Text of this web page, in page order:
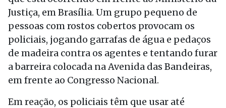
Justiça, em Brasília. Um grupo pequeno de
pessoas com rostos cobertos provocam os
policiais, jogando garrafas de água e pedaços
de madeira contra os agentes e tentando furar
a barreira colocada na Avenida das Bandeiras,
em frente ao Congresso Nacional.
Em reação, os policiais têm que usar até